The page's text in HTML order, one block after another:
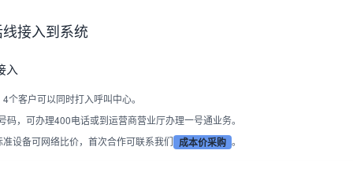
接入到系统
入
个客户可以同时打入呼叫中心。
码，可办理400电话或到运营商营业厅办理一号通业务。
设备可网络比价，首次合作可联系我们 成本价采购 。